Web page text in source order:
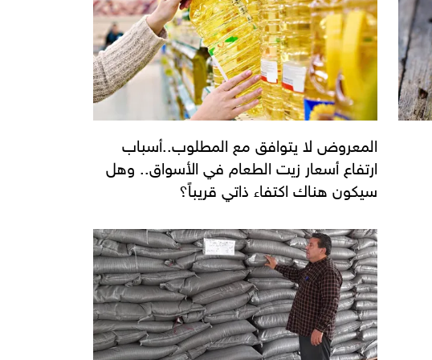
المعروض لا يتوافق مع المطلوب..أسباب
ارتفاع أسعار زيت الطعام في الأسواق.. وهل
سيكون هناك اكتفاء ذاتي قريباً؟